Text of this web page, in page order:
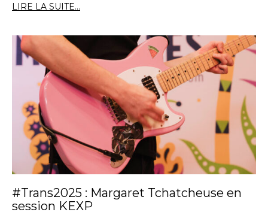
LIRE LA SUITE...
#Trans2025 : Margaret Tchatcheuse en
session KEXP